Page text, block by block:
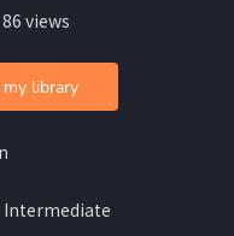
views
library
Intermediate